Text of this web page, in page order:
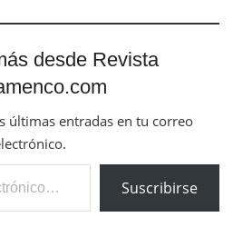
desde Revista
últimas entradas en tu correo
Suscribirse